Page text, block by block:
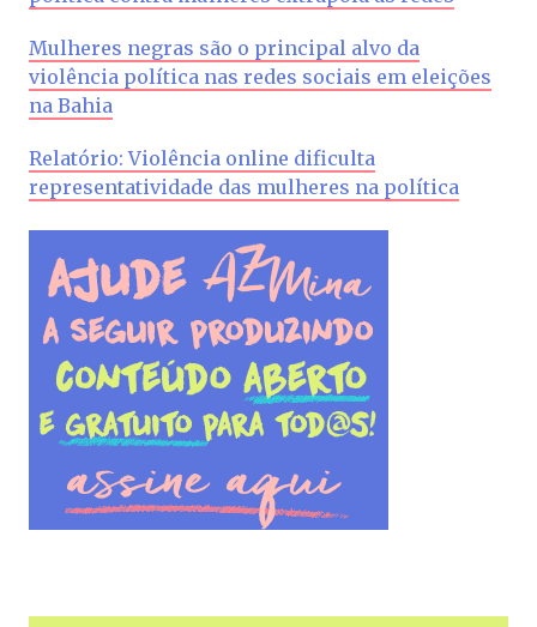
Mulheres negras são o principal alvo da
violência política nas redes sociais em eleições
na Bahia
Relatório: Violência online dificulta
representatividade das mulheres na política